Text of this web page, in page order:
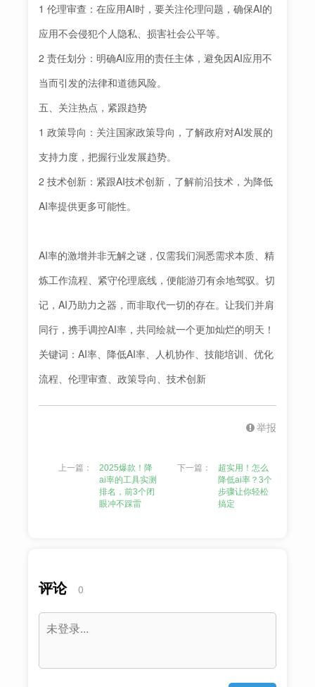
1 伦理审查：在应用AI时，要关注伦理问题，确保AI的
应用不会侵犯个人隐私、损害社会公平等。
2 责任划分：明确AI应用的责任主体，避免因AI应用不
当而引发的法律和道德风险。
五、关注热点，紧跟趋势
1 政策导向：关注国家政策导向，了解政府对AI发展的
支持力度，把握行业发展趋势。
2 技术创新：紧跟AI技术创新，了解前沿技术，为降低
AI率提供更多可能性。
AI率的激增并非无解之谜，仅需我们洞悉需求本质、精
炼工作流程、紧守伦理底线，便能游刃有余地驾驭。切
记，AI乃助力之器，而非取代一切的存在。让我们并肩
同行，携手调控AI率，共同绘就一个更加灿烂的明天！
关键词：AI率、降低AI率、人机协作、技能培训、优化
流程、伦理审查、政策导向、技术创新
举报
上一篇：
2025爆款！降
ai率的工具实测
排名，前3个闭
眼冲不踩雷
下一篇：
超实用！怎么
降低ai率？3个
步骤让你轻松
搞定
评论 0